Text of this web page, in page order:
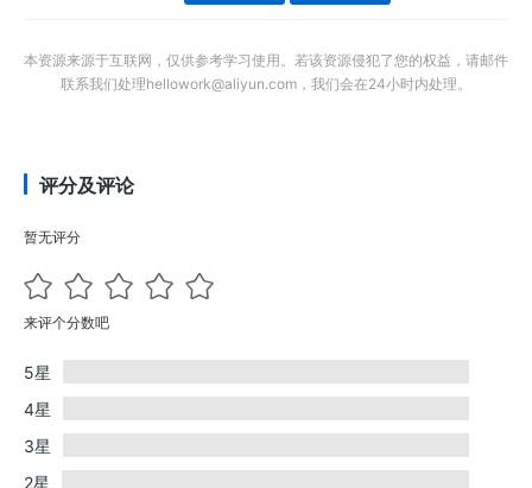
本资源来源于互联网，仅供参考学习使用。若该资源侵犯了您的权益，请邮件
联系我们处理hellowork@aliyun.com，我们会在24小时内处理。
评分及评论
暂无评分
来评个分数吧
5星
4星
3星
2星